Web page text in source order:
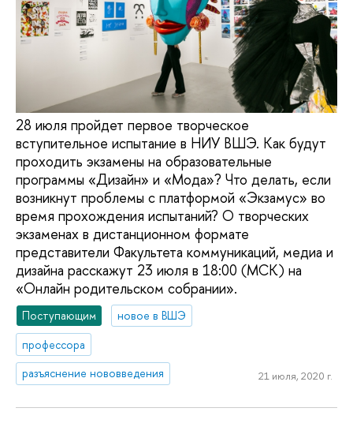
28 июля пройдет первое творческое
вступительное испытание в НИУ ВШЭ. Как будут
проходить экзамены на образовательные
программы «Дизайн» и «Мода»? Что делать, если
возникнут проблемы с платформой «Экзамус» во
время прохождения испытаний? О творческих
экзаменах в дистанционном формате
представители Факультета коммуникаций, медиа и
дизайна расскажут 23 июля в 18:00 (МСК) на
«Онлайн родительском собрании».
Поступающим
новое в ВШЭ
профессора
разъяснение нововведения
21 июля, 2020 г.